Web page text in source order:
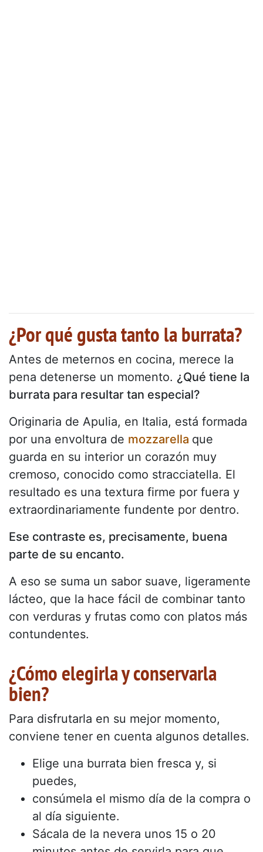
¿Por qué gusta tanto la burrata?
Antes de meternos en cocina, merece la
pena detenerse un momento. ¿Qué tiene la
burrata para resultar tan especial?
Originaria de Apulia, en Italia, está formada
por una envoltura de mozzarella que
guarda en su interior un corazón muy
cremoso, conocido como stracciatella. El
resultado es una textura firme por fuera y
extraordinariamente fundente por dentro.
Ese contraste es, precisamente, buena
parte de su encanto.
A eso se suma un sabor suave, ligeramente
lácteo, que la hace fácil de combinar tanto
con verduras y frutas como con platos más
contundentes.
¿Cómo elegirla y conservarla
bien?
Para disfrutarla en su mejor momento,
conviene tener en cuenta algunos detalles.
Elige una burrata bien fresca y, si
puedes,
consúmela el mismo día de la compra o
al día siguiente.
Sácala de la nevera unos 15 o 20